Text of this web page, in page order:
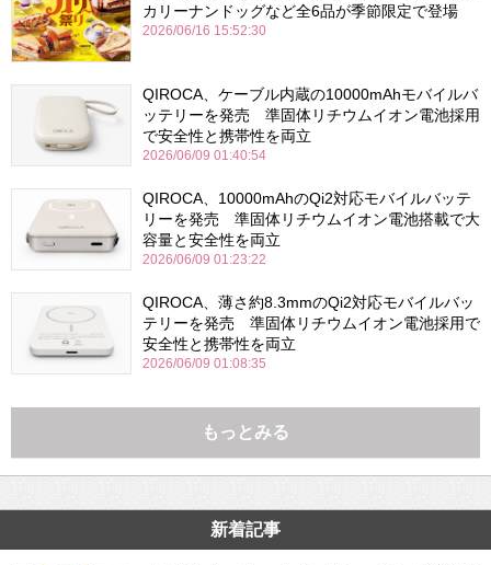
カリーナンドッグなど全6品が季節限定で登場
2026/06/16 15:52:30
QIROCA、ケーブル内蔵の10000mAhモバイルバ
ッテリーを発売 準固体リチウムイオン電池採用
で安全性と携帯性を両立
2026/06/09 01:40:54
QIROCA、10000mAhのQi2対応モバイルバッテ
リーを発売 準固体リチウムイオン電池搭載で大
容量と安全性を両立
2026/06/09 01:23:22
QIROCA、薄さ約8.3mmのQi2対応モバイルバッ
テリーを発売 準固体リチウムイオン電池採用で
安全性と携帯性を両立
2026/06/09 01:08:35
もっとみる
新着記事